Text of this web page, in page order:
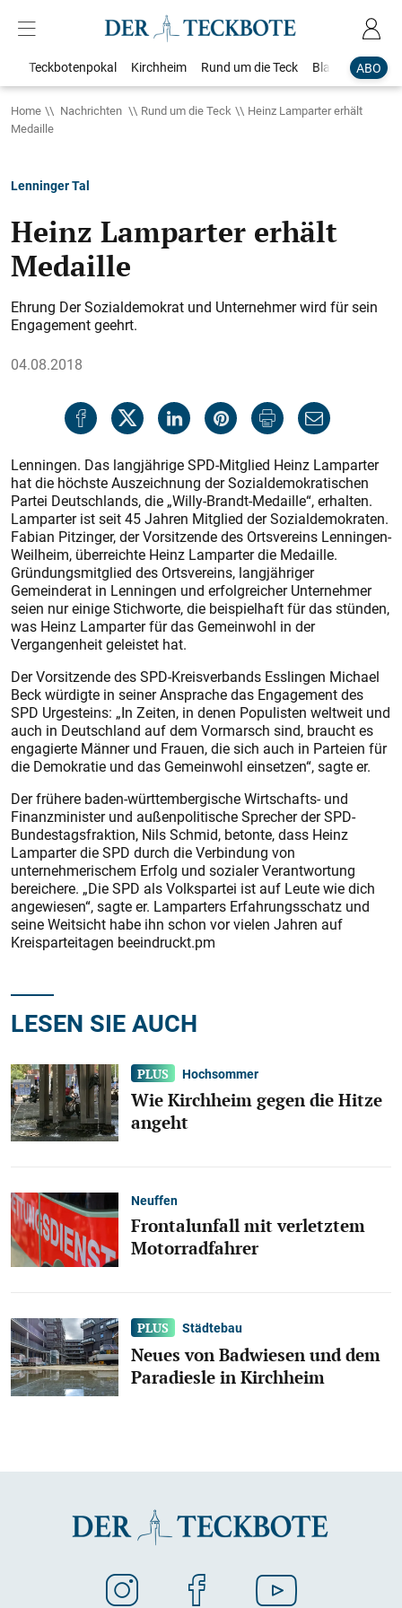
ABO
Teckbotenpokal Kirchheim Rund um die Teck Blaulicht
Home Nachrichten Rund um die Teck
Heinz Lamparter erhält
Medaille
Lenninger Tal
Heinz Lamparter erhält
Medaille
Ehrung Der Sozialdemokrat und Unternehmer wird für sein
Engagement geehrt.
04.08.2018
Lenningen. Das langjährige SPD-Mitglied Heinz Lamparter
hat die höchste Auszeichnung der Sozialdemokratischen
Partei Deutschlands, die „Willy-Brandt-Medaille“, erhalten.
Lamparter ist seit 45 Jahren Mitglied der Sozialdemokraten.
Fabian Pitzinger, der Vorsitzende des Ortsvereins Lenningen-
Weilheim, überreichte Heinz Lamparter die Medaille.
Gründungsmitglied des Ortsvereins, langjähriger
Gemeinderat in Lenningen und erfolgreicher Unternehmer
seien nur einige Stichworte, die beispielhaft für das stünden,
was Heinz Lamparter für das Gemeinwohl in der
Vergangenheit geleistet hat.
Der Vorsitzende des SPD-Kreisverbands Esslingen Michael
Beck würdigte in seiner Ansprache das Engagement des
SPD Urgesteins: „In Zeiten, in denen Populisten weltweit und
auch in Deutschland auf dem Vormarsch sind, braucht es
engagierte Männer und Frauen, die sich auch in Parteien für
die Demokratie und das Gemeinwohl einsetzen“, sagte er.
Der frühere baden-württembergische Wirtschafts- und
Finanzminister und außenpolitische Sprecher der SPD-
Bundestagsfraktion, Nils Schmid, betonte, dass Heinz
Lamparter die SPD durch die Verbindung von
unternehmerischem Erfolg und sozialer Verantwortung
bereichere. „Die SPD als Volkspartei ist auf Leute wie dich
angewiesen“, sagte er. Lamparters Erfahrungsschatz und
seine Weitsicht habe ihn schon vor vielen Jahren auf
Kreisparteitagen beeindruckt.pm
LESEN SIE AUCH
Hochsommer
Wie Kirchheim gegen die Hitze
angeht
Neuffen
Frontalunfall mit verletztem
Motorradfahrer
Städtebau
Neues von Badwiesen und dem
Paradiesle in Kirchheim